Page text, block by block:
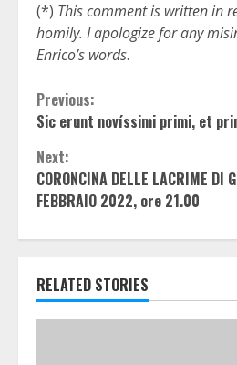
(*) This comment is written in
homily. I apologize for any
Enrico’s words.
Continue
Reading
Previous:
Sic erunt novíssimi primi, et
Next:
CORONCINA DELLE LACRIME DI
FEBBRAIO 2022, ore 21.00
RELATED STORIES